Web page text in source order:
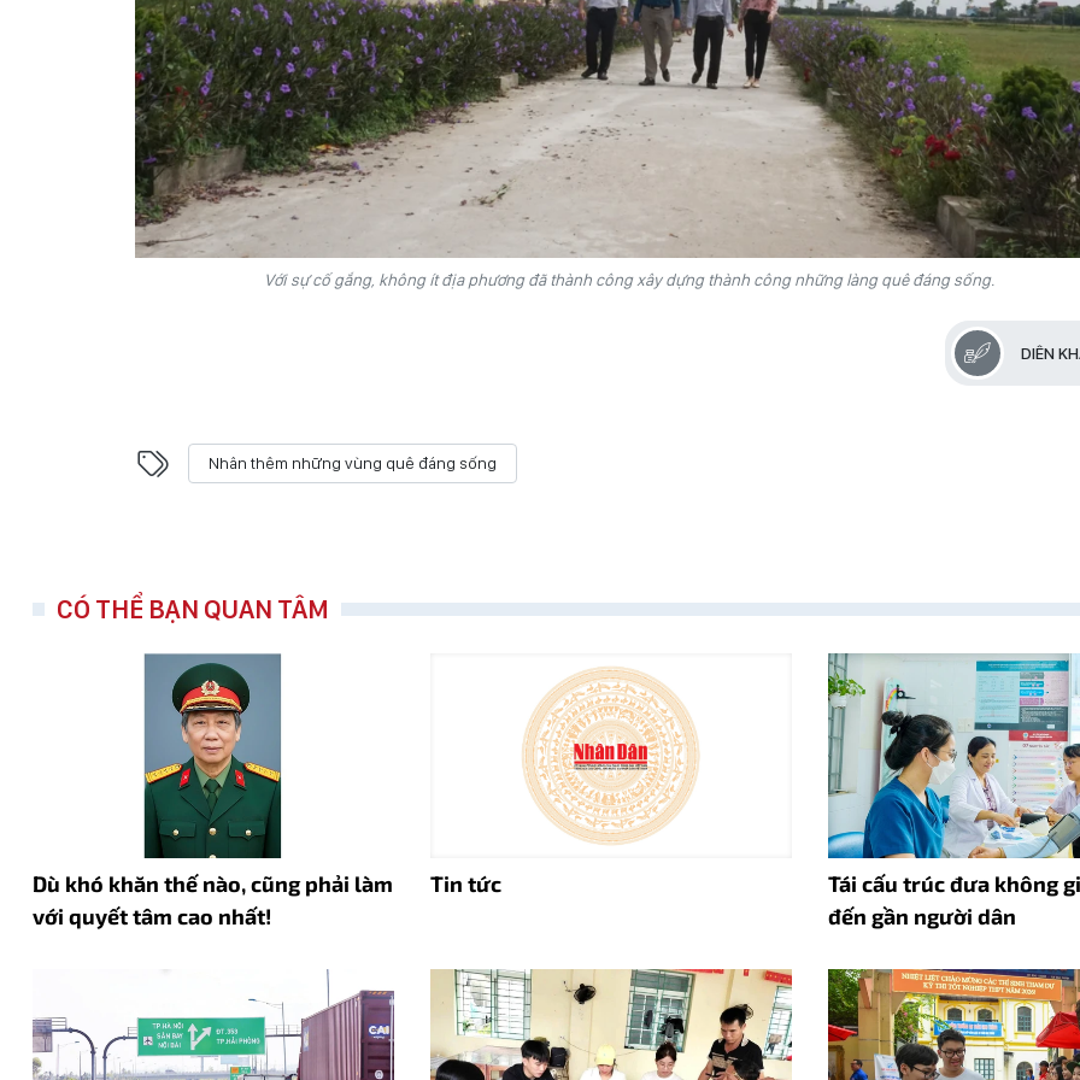
Với sự cố gắng, không ít địa phương đã thành công xây dựng thành công những làng quê đáng sống.
DIÊN
Nhân thêm những vùng quê đáng sống
CÓ THỂ BẠN QUAN TÂM
Dù khó khăn thế nào, cũng phải làm
với quyết tâm cao nhất!
Tin tức
Tái cấu trúc đưa không
đến gần người dân